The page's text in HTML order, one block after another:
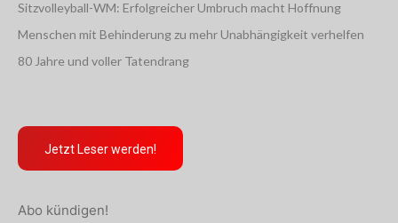
Sitzvolleyball-WM: Erfolgreicher Umbruch macht Hoffnung
Menschen mit Behinderung zu mehr Unabhängigkeit verhelfen
80 Jahre und voller Tatendrang
Jetzt Leser werden!
Abo kündigen!